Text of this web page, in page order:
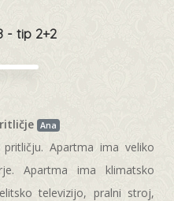
- tip 2+2
Ana
Apartma ima veliko
Apartma ima klimatsko
televizijo, pralni stroj,